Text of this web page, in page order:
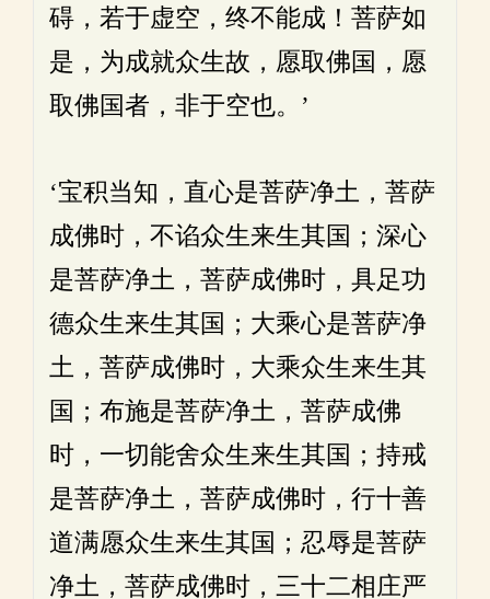
碍，若于虚空，终不能成！菩萨如
是，为成就众生故，愿取佛国，愿
取佛国者，非于空也。’
‘宝积当知，直心是菩萨净土，菩萨
成佛时，不谄众生来生其国；深心
是菩萨净土，菩萨成佛时，具足功
德众生来生其国；大乘心是菩萨净
土，菩萨成佛时，大乘众生来生其
国；布施是菩萨净土，菩萨成佛
时，一切能舍众生来生其国；持戒
是菩萨净土，菩萨成佛时，行十善
道满愿众生来生其国；忍辱是菩萨
净土，菩萨成佛时，三十二相庄严